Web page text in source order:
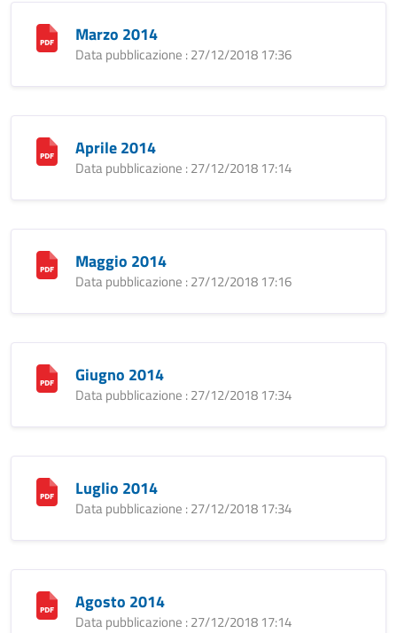
Marzo 2014
Data pubblicazione : 27/12/2018 17:36
Aprile 2014
Data pubblicazione : 27/12/2018 17:14
Maggio 2014
Data pubblicazione : 27/12/2018 17:16
Giugno 2014
Data pubblicazione : 27/12/2018 17:34
Luglio 2014
Data pubblicazione : 27/12/2018 17:34
Agosto 2014
Data pubblicazione : 27/12/2018 17:14